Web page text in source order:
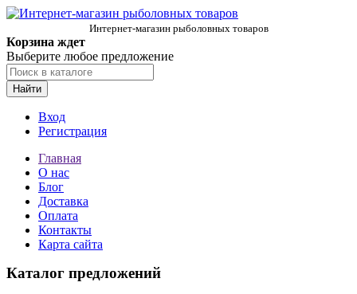
Интернет-магазин рыболовных товаров
Корзина ждет
Выберите любое предложение
Найти
Вход
Регистрация
Главная
О нас
Блог
Доставка
Оплата
Контакты
Карта сайта
Каталог предложений